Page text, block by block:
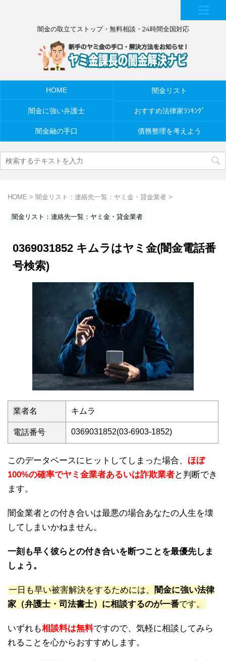
闇金の取立てストップ・無料相談・24時間全国対応
HOME 闇金リスト
闇金に強い弁護士 おすすめ法律家ﾗﾝｷﾝｸﾞ
闇金融の手口 債務整理を考えよう
HOME > 闇金リスト：連絡先一覧：ヤミ金・貸金業者 >
闇金リスト：連絡先一覧：ヤミ金・貸金業者
0369031852 キムラはヤミ金(闇金電話番
号検索)
業者名 キムラ
電話番号 0369031852(03-6903-1852)
このデータベースにヒットしてしまった場合、 ほぼ
100%の確率でヤミ金業者あるいは詐欺業者と判断でき
ます。
闇金業者との付き合いは最悪の場合あなたの人生を壊
してしまいかねません。
一刻も早く彼らとの付き合いを断つことを最優先しま
しょう。
一日も早い被害解決をするためには、
闇金に強い法律
家（弁護士・司法書士）に相談するのが一番です。
いずれも相談料は無料ですので、気軽に相談してみら
れることを心からおすすめします。